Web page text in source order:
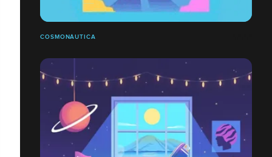
COSMONÁUTICA